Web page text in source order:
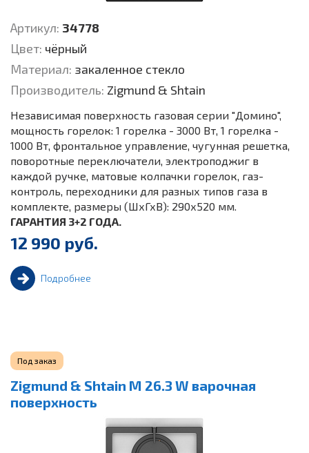
Артикул: 34778
Цвет: чёрный
Материал: закаленное стекло
Производитель: Zigmund & Shtain
Независимая поверхность газовая серии "Домино",
мощность горелок: 1 горелка - 3000 Вт, 1 горелка -
1000 Вт, фронтальное управление, чугунная решетка,
поворотные переключатели, электроподжиг в
каждой ручке, матовые колпачки горелок, газ-
контроль, переходники для разных типов газа в
комплекте, размеры (ШхГхВ): 290х520 мм.
ГАРАНТИЯ 3+2 ГОДА.
12 990 руб.
Подробнее
Под заказ
Zigmund & Shtain M 26.3 W варочная
поверхность